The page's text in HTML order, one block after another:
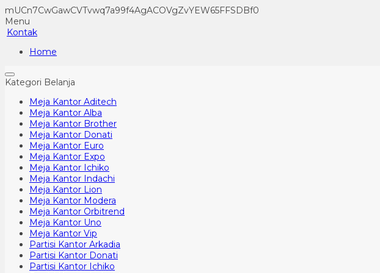
mUCn7CwGawCVTvwq7a99f4AgACOVgZvYEW65FFSDBf0
Menu
Kontak
Home
Kategori Belanja
Meja Kantor Aditech
Meja Kantor Alba
Meja Kantor Brother
Meja Kantor Donati
Meja Kantor Euro
Meja Kantor Expo
Meja Kantor Ichiko
Meja Kantor Indachi
Meja Kantor Lion
Meja Kantor Modera
Meja Kantor Orbitrend
Meja Kantor Uno
Meja Kantor Vip
Partisi Kantor Arkadia
Partisi Kantor Donati
Partisi Kantor Ichiko